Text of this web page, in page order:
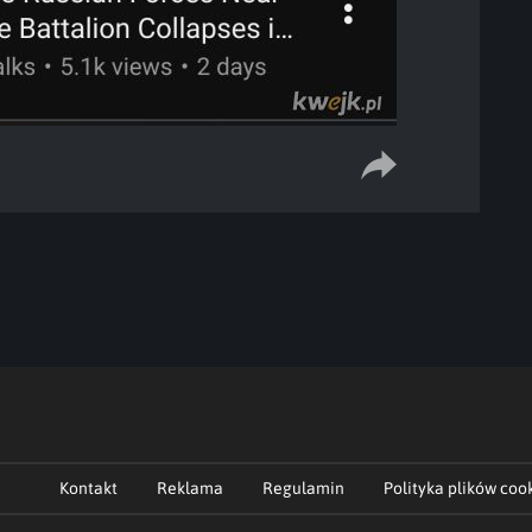
Kontakt Reklama Regulamin Polityka plików